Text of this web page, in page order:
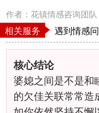
作者：花镇情感咨询团队
相关服务 遇到情感
核心结论
婆媳之间是不是和
的欠佳关联常常造